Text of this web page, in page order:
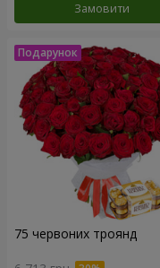
Замовити
75 червоних троянд